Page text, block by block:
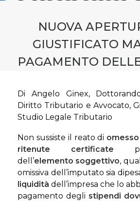
NUOVA
GIUSTIFICATO
PAGAMENTO
Di Angelo Ginex,
Diritto Tributario e Avvocato,
Studio Legale Tributario
Non sussiste il reato di
ritenute certificate
dell’elemento soggettivo,
omissiva dell’imputato sia
liquidità dell’impresa che lo
pagamento degli stipendi